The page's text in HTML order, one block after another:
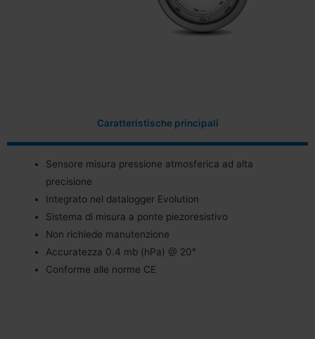
Caratteristische principali
Sensore misura pressione atmosferica ad alta
precisione
Integrato nel datalogger Evolution
Sistema di misura a ponte piezoresistivo
Non richiede manutenzione
Accuratezza 0.4 mb (hPa) @ 20°
Conforme alle norme CE